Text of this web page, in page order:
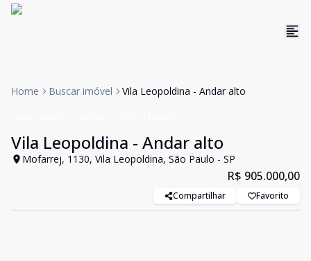
Home Buscar imóvel Vila Leopoldina - Andar alto
Vila Leopoldina - Andar alto
Mofarrej, 1130, Vila Leopoldina, São Paulo - SP
R$ 905.000,00
Compartilhar Favorito